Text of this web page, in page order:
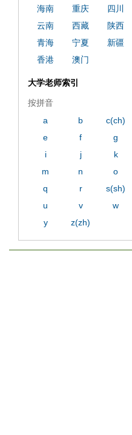
海南
重庆 四川
云南
西藏 陕西
青海
宁夏 新疆
香港
澳门
大学老师索引
按拼音
a
b c(ch)
e
f g
i
j k
m
n o
q
r s(sh)
u
v w
y
z(zh)